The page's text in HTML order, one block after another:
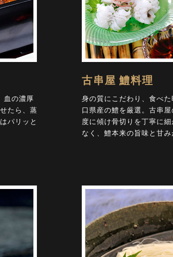
血の濃厚
たら、蒸
パリッと
古串屋 鱧料理
身の質にこだわり、食べ
口県産の鱧を厳選。古串
度に傾け骨切りを丁寧に
なく、鱧本来の旨味と甘み